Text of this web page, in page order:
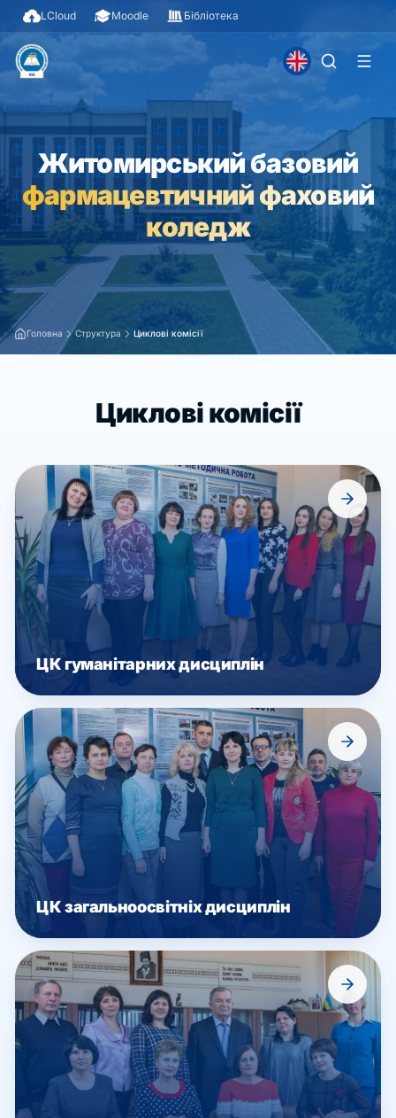
LCloud Moodle Бібліотека
Житомирський базовий
фармацевтичний фаховий
коледж
Головна Структура Циклові комісії
Циклові комісії
ЦК гуманітарних дисциплін
ЦК загальноосвітніх дисциплін